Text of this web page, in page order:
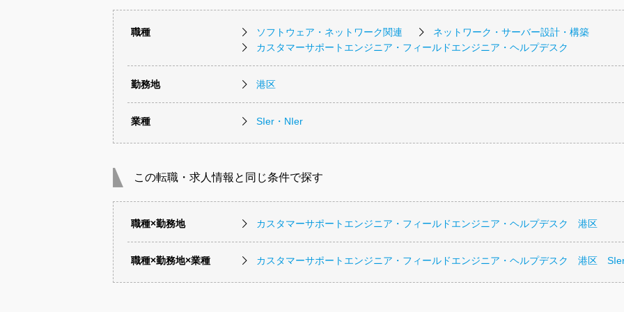
職種 ソフトウェア・ネットワーク関連
ネットワーク・サーバー設計・構築
カスタマーサポートエンジニア・フィールドエンジニア・ヘルプデスク
勤務地 港区
業種 SIer・NIer
この転職・求人情報と同じ条件で探す
職種×勤務地 カスタマーサポートエンジニア・フィールドエンジニア・ヘルプデスク 港区
職種×勤務地×業種 カスタマーサポートエンジニア・フィールドエンジニア・ヘルプデスク 港区